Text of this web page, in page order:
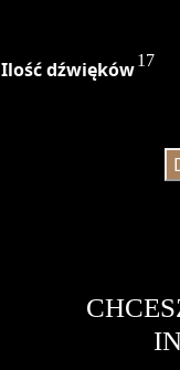
Ilość dźwięków17